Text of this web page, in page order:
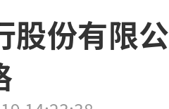
股份有限公